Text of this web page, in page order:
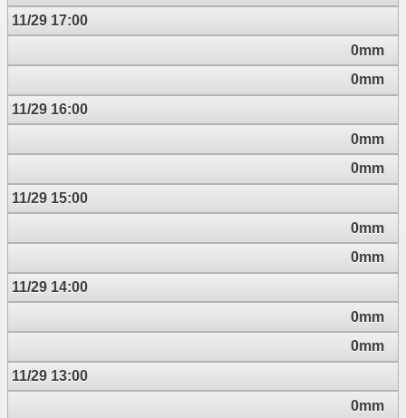
11/29 17:00
0mm
0mm
11/29 16:00
0mm
0mm
11/29 15:00
0mm
0mm
11/29 14:00
0mm
0mm
11/29 13:00
0mm